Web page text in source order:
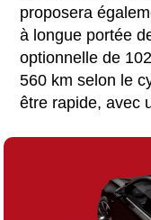
proposera
à longue portée
optionnelle de
560 km selon le
être rapide, avec